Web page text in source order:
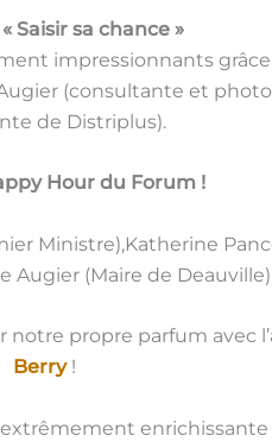
« Saisir sa chance »
impressionnants
(consultante et
de Distriplus).
Hour du Forum !
Ministre),Katherine
Augier (Maire de
propre parfum avec
Berry!
enrichissante